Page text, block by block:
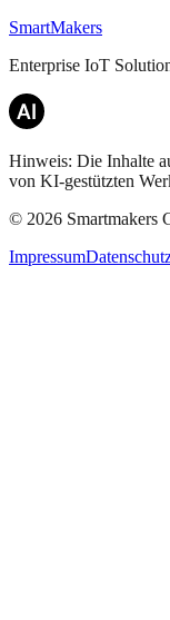
SmartMakers
Enterprise IoT
Hinweis: Die Inhalte
von KI-gestützten
© 2026 Smartmakers
Impressum